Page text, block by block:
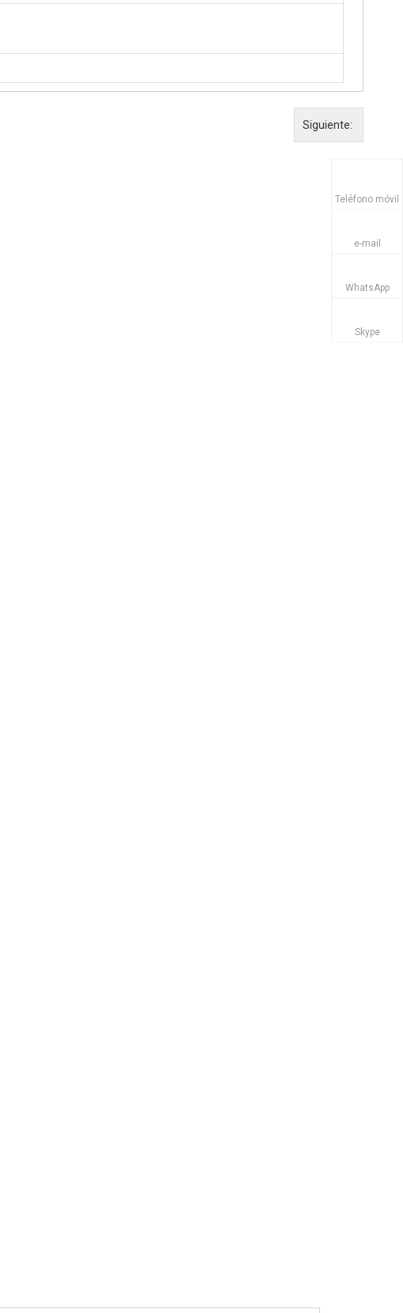
Siguiente:
Teléfono móvil
e-mail
WhatsApp
Skype